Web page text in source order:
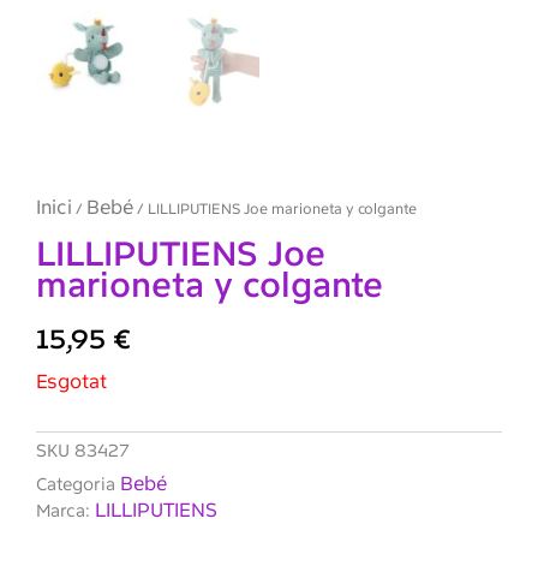
Inici / Bebé / LILLIPUTIENS Joe marioneta y colgante
LILLIPUTIENS Joe
marioneta y colgante
15,95 €
Esgotat
SKU 83427
Categoria Bebé
Marca: LILLIPUTIENS